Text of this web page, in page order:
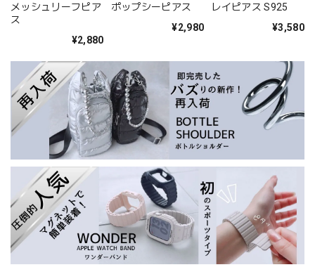
メッシュリーフピア
ス
¥2,880
ポップシーピアス
¥2,980
レイピアス S925
¥3,580